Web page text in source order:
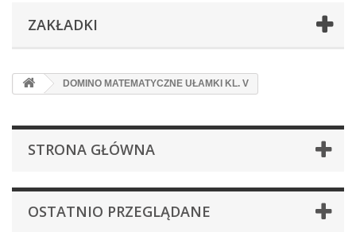
ZAKŁADKI
DOMINO MATEMATYCZNE UŁAMKI KL. V
STRONA GŁÓWNA
OSTATNIO PRZEGLĄDANE